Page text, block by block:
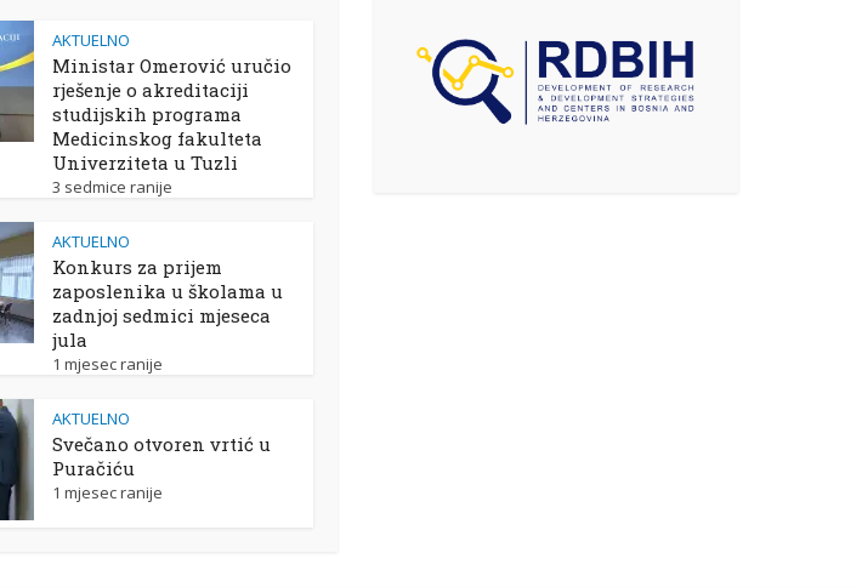
AKTUELNO
Ministar Omerović uručio
rješenje o akreditaciji
studijskih programa
Medicinskog fakulteta
Univerziteta u Tuzli
3 sedmice ranije
AKTUELNO
Konkurs za prijem
zaposlenika u školama u
zadnjoj sedmici mjeseca
jula
1 mjesec ranije
AKTUELNO
Svečano otvoren vrtić u
Puračiću
1 mjesec ranije